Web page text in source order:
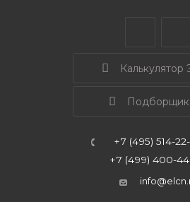
Калькулятор
+7 (495) 514-
+7 (499) 400-